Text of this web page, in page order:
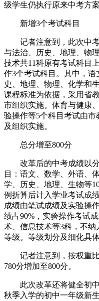
级学生仍执行原来中考方案
新增3个考试科目
记者注意到，此次中考
与法治、历史、地理、物
技术共11科原有考试科目
作3个考试科目。其中，
史、地理、物理、化学和
课程标准为依据，采用省
市组织实施。体育与健康
验操作等5个科目考试由
及组织实施。
总分增至800分
改革后的中考成绩以分
目：语文、数学、外语、
学、历史、地理、生物等
例折算后计入学业考试成
成绩由笔试成绩及实验操
绩占90%，实验操作考试
术、信息技术等3科，不
等级。等级划分及细化具
记者注意到，按权重比
780分增加至800分。
此次改革还将健全初中
秋季入学的初中一年级新